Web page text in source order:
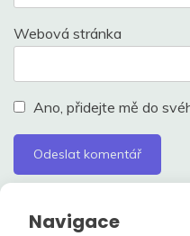
Webová stránka
Ano, přidejte mě do
Navigace